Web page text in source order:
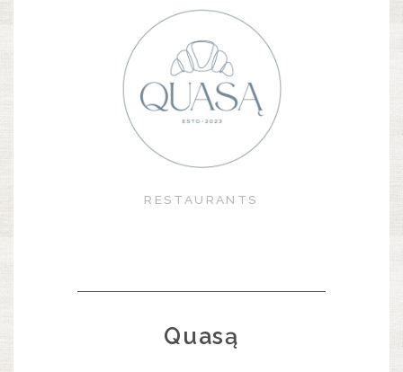
RESTAURANTS
Quasą